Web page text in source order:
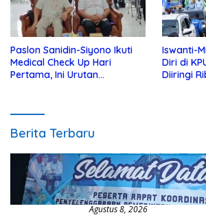
Paslon Sanidin-Siyono Ikuti
Medical Check Up Hari
Pertama, Ini Urutan
Iswanti-
Diri di
Diiringi
Berita Terbaru
Agustus 8, 2026